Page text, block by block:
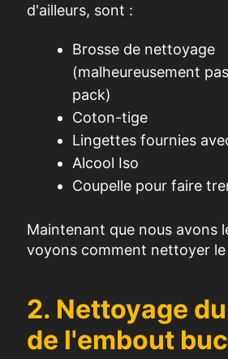
d'ailleurs, sont :
Brosse de nettoyage
(malheureusement
pack)
Coton-tige
Lingettes fournies
Alcool Iso
Coupelle pour faire
Maintenant que nous avons
voyons comment nettoyer le
2. Nettoyage
de l'embout